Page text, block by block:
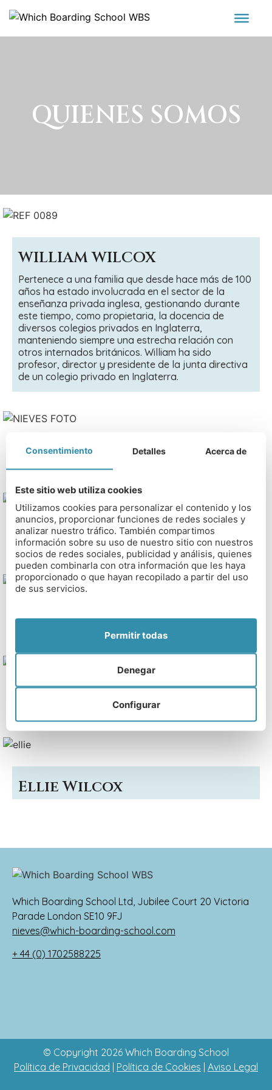
QUIENES SOMOS
WILLIAM WILCOX
Pertenece a una familia que desde hace más de 100
años ha estado involucrada en el sector de la
enseñanza privada inglesa, gestionando durante
este tiempo, como propietaria, la docencia de
diversos colegios privados en Inglaterra,
manteniendo siempre una estrecha relación con
otros internados británicos. William ha sido
profesor, director y presidente de la junta directiva
de un colegio privado en Inglaterra.
NIEVES VARA GONZÁLEZ
Carlos Guerrero Cano
Inés Wilcox
PETER JONES
Ellie Wilcox
Which Boarding School Ltd, Jubilee Court 20 Victoria
Parade London SE10 9FJ
nieves@which-boarding-school.com
+ 44 (0) 1702588225
© Copyright 2026 Which Boarding School
Política de Privacidad
Política de Cookies Aviso Legal
Consentimiento Detalles Acerca de
Este sitio web utiliza cookies
Utilizamos cookies para personalizar el contenido y los
anuncios, proporcionar funciones de redes sociales y
analizar nuestro tráfico. También compartimos
información sobre su uso de nuestro sitio con nuestros
socios de redes sociales, publicidad y análisis, quienes
pueden combinarla con otra información que les haya
proporcionado o que hayan recopilado a partir del uso
de sus servicios.
Configurar
Denegar
Permitir todas